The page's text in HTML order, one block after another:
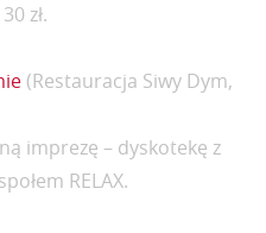
zł.
(Restauracja Siwy Dym,
imprezę – dyskotekę z
RELAX.